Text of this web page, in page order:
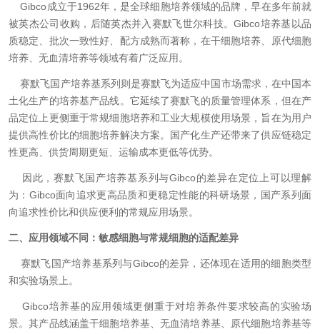
Gibco成立于1962年，是全球细胞培养领域的品牌，早在多年前就
被英杰公司收购，后随英杰并入赛默飞世尔科技。Gibco培养基以品
质稳定、批次一致性好、配方成熟而著称，在干细胞培养、原代细胞
培养、无血清培养等领域有着广泛应用。
赛默飞国产培养基系列则是赛默飞为适应中国市场需求，在中国本
土化生产的培养基产品线。它延续了赛默飞的质量管理体系，但在产
品定位上更侧重于常规细胞培养和工业大规模使用场景，旨在为用户
提供高性价比的细胞培养解决方案。国产化生产还带来了供应链稳定
性更高、供货周期更短、运输成本更低等优势。
因此，赛默飞国产培养基系列与Gibco的差异在定位上可以理解
为：Gibco面向追求更高品质和更稳定性能的科研场景，国产系列面
向追求性价比和供应便利的常规应用场景。
二、应用领域不同：敏感细胞与常规细胞的适配差异
赛默飞国产培养基系列与Gibco的差异，还体现在适用的细胞类型
和实验场景上。
Gibco培养基的应用领域更侧重于对培养条件要求较高的实验场
景。其产品线涵盖干细胞培养基、无血清培养基、原代细胞培养基等